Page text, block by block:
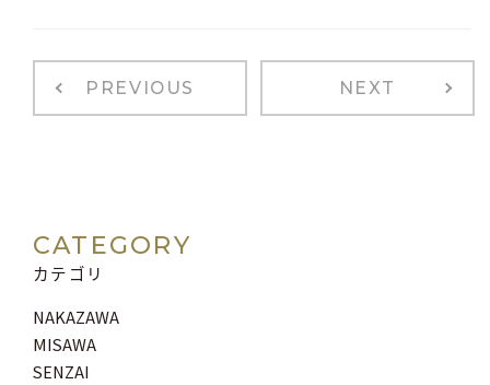
PREVIOUS NEXT
CATEGORY
カテゴリ
NAKAZAWA
MISAWA
SENZAI